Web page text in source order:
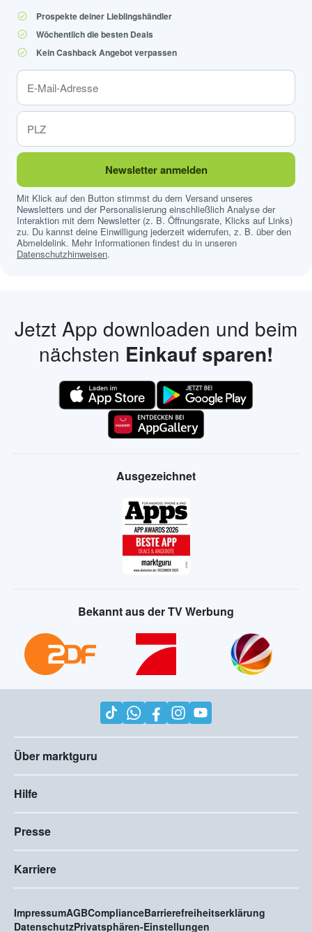
Prospekte deiner Lieblingshändler
Wöchentlich die besten Deals
Kein Cashback Angebot verpassen
Newsletter anmelden
Mit Klick auf den Button stimmst du dem Versand unseres
Newsletters und der Personalisierung einschließlich Analyse der
Interaktion mit dem Newsletter (z. B. Öffnungsrate, Klicks auf Links)
zu. Du kannst deine Einwilligung jederzeit widerrufen, z. B. über den
Abmeldelink. Mehr Informationen findest du in unseren
Datenschutzhinweisen.
Jetzt App downloaden und beim
nächsten Einkauf sparen!
Ausgezeichnet
Bekannt aus der TV Werbung
Über marktguru
Hilfe
Presse
Karriere
ImpressumAGBComplianceBarrierefreiheitserklärung
DatenschutzPrivatsphären-Einstellungen